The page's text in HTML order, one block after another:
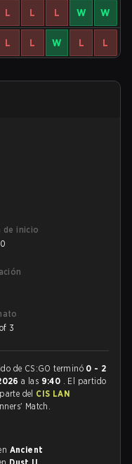
L L L W W
L L W L L
de inicio
3
de CS:GO terminó 0 - 2
a las 9:40 . El partido
del CIS LAN
Match.
Ancient